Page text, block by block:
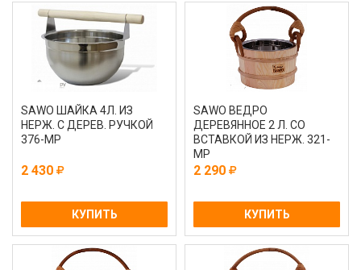
SAWO ШАЙКА 4Л. ИЗ
НЕРЖ. С ДЕРЕВ. РУЧКОЙ
376-МР
2 430
КУПИТЬ
SAWO ВЕДРО
ДЕРЕВЯННОЕ 2 Л. СО
ВСТАВКОЙ ИЗ НЕРЖ. 321-
МР
2 290
КУПИТЬ